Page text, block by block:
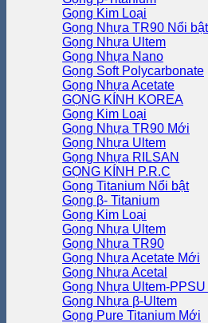
Gọng Kim Loại
Gọng Nhựa TR90
Gọng Nhựa Ultem
Gọng Nhựa Nano
Gọng Soft Polycarbonate
Gọng Nhựa Acetate
GỌNG KÍNH KOREA
Gọng Kim Loại
Gọng Nhựa TR90
Gọng Nhựa Ultem
Gọng Nhựa RILSAN
GỌNG KÍNH P.R.C
Gọng Titanium
Gọng β- Titanium
Gọng Kim Loại
Gọng Nhựa Ultem
Gọng Nhựa TR90
Gọng Nhựa Acetate
Gọng Nhựa Acetal
Gọng Nhựa Ultem-PPSU
Gọng Nhựa β-Ultem
Gọng Pure Titanium